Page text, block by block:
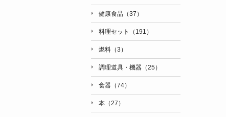
健康食品（37）
料理セット（191）
燃料（3）
調理道具・機器（25）
食器（74）
本（27）